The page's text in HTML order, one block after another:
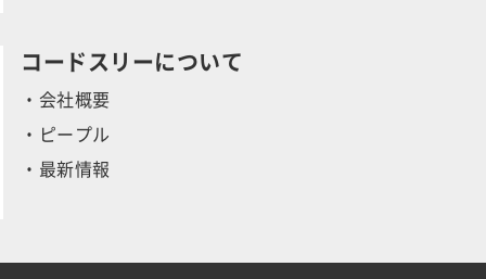
コードスリーについて
・会社概要
・ピープル
・最新情報